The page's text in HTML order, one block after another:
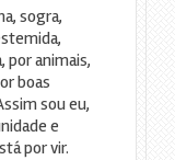
sogra,
por animais,
boas
sou eu,
e
por vir.